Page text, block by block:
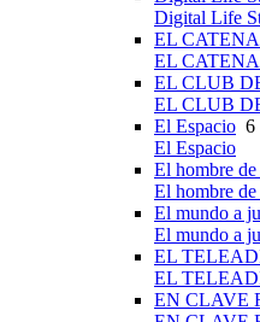
Digital Life
EL
EL
EL CLUB
EL CLUB
El Espacio 6
El Espacio
El hombre de
El hombre de
El mundo a
El mundo a
EL
EL
EN CLAVE